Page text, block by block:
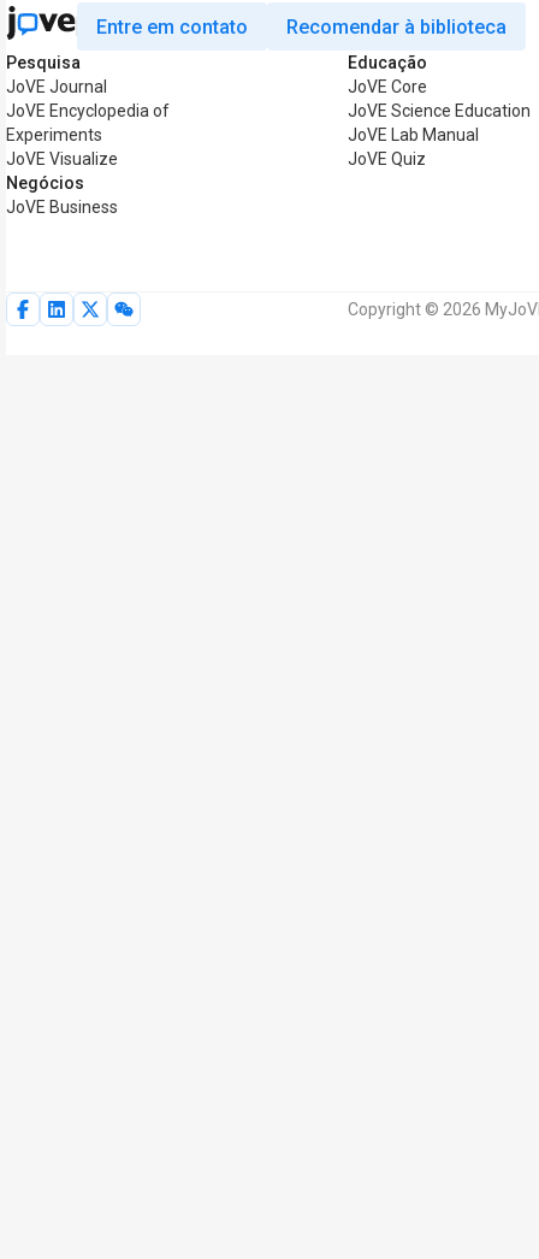
Entre em contato Recomendar à biblioteca
Pesquisa
JoVE Journal
JoVE Encyclopedia of
Experiments
JoVE Visualize
Negócios
JoVE Business
Educação
JoVE Core
JoVE Science Education
JoVE Lab Manual
JoVE Quiz
Copyright © 2026